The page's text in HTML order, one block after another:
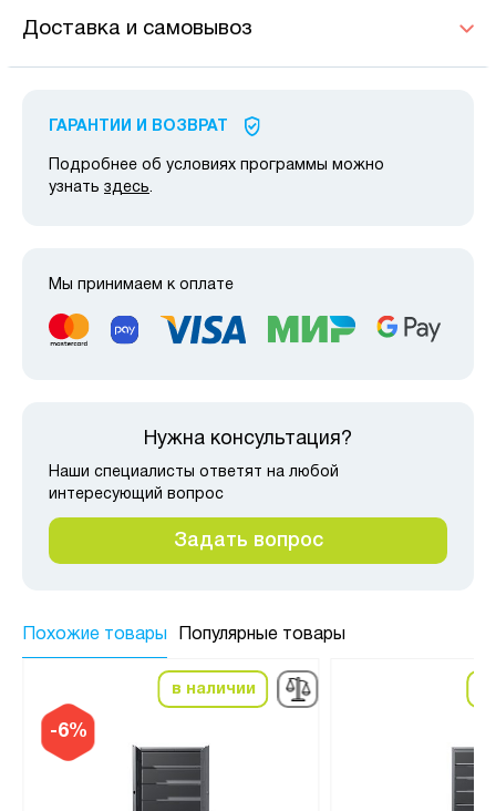
Доставка и самовывоз
ГАРАНТИИ И ВОЗВРАТ
Подробнее об условиях программы можно
узнать здесь.
Мы принимаем к оплате
Нужна консультация?
Наши специалисты ответят на любой
интересующий вопрос
Задать вопрос
Похожие товары Популярные товары
-6%
в наличии